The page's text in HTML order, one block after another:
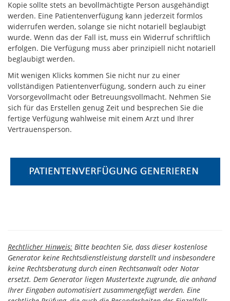
Kopie sollte stets an bevollmächtigte Person ausgehändigt
werden. Eine Patientenverfügung kann jederzeit formlos
widerrufen werden, solange sie nicht notariell beglaubigt
wurde. Wenn das der Fall ist, muss ein Widerruf schriftlich
erfolgen. Die Verfügung muss aber prinzipiell nicht notariell
beglaubigt werden.
Mit wenigen Klicks kommen Sie nicht nur zu einer
vollständigen Patientenverfügung, sondern auch zu einer
Vorsorgevollmacht oder Betreuungsvollmacht. Nehmen Sie
sich für das Erstellen genug Zeit und besprechen Sie die
fertige Verfügung wahlweise mit einem Arzt und Ihrer
Vertrauensperson.
Rechtlicher Hinweis: Bitte beachten Sie, dass dieser kostenlose
Generator keine Rechtsdienstleistung darstellt und insbesondere
keine Rechtsberatung durch einen Rechtsanwalt oder Notar
ersetzt. Dem Generator liegen Mustertexte zugrunde, die anhand
Ihrer Eingaben automatisiert zusammengefügt werden. Eine